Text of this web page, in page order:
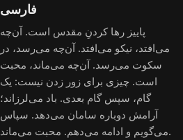
فارسی
پاییز رها کردنِ مقدس است. آن‌چه
می‌افتد، نیکو می‌افتد. آن‌چه می‌رسد، در
سکوت می‌رسد. آن‌چه می‌ماند، محبت
است. چیزی برای زور زدن نیست: یک
گام، سپس گام بعدی. باد می‌لرزاند؛
آرامش دوباره سامان می‌دهد. سپاس
می‌گویم و ادامه می‌دهم. محبت می‌ماند.